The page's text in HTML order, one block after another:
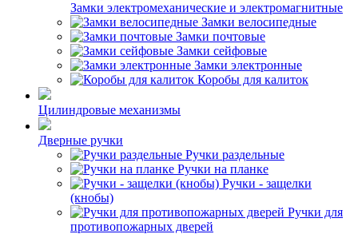
Замки электромеханические и электромагнитные
Замки велосипедные
Замки почтовые
Замки сейфовые
Замки электронные
Коробы для калиток
Цилиндровые механизмы
Дверные ручки
Ручки раздельные
Ручки на планке
Ручки - защелки
(кнобы)
Ручки для
противопожарных дверей